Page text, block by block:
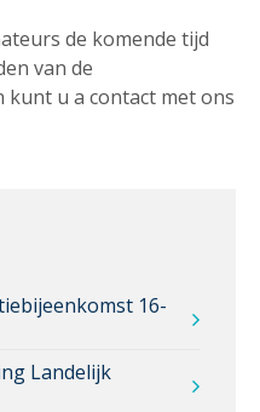
de komende tijd
van de
u a contact met ons
16-
Landelijk